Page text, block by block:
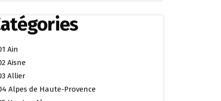
Ain
Aisne
Allier
Alpes de Haute-Provence